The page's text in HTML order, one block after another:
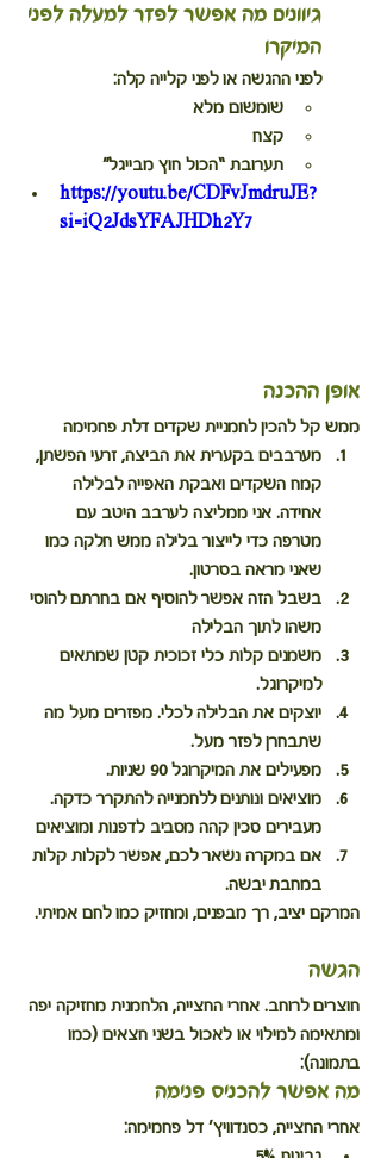
גיוונים מה אפשר לפזר למעלה לפני
המיקרו
לפני ההגשה או לפני קלייה קלה:
שומשום מלא
קצח
תערובת “הכול חוץ מבייגל”
https://youtu.be/CDFvJmdruJE?
si=iQ2JdsYFAJHDh2Y7
אופן ההכנה
ממש קל להכין לחמניית שקדים דלת פחמימה
מערבבים בקערית את הביצה, זרעי הפשתן,
קמח השקדים ואבקת האפייה לבלילה
אחידה. אני ממליצה לערבב היטב עם
מטרפה כדי לייצור בלילה ממש חלקה כמו
שאני מראה בסרטון.
בשבל הזה אפשר להוסיף אם בחרתם להוסי
משהו לתוך הבלילה
משמנים קלות כלי זכוכית קטן שמתאים
למיקרוגל.
יוצקים את הבלילה לכלי. מפזרים מעל מה
שתבחרן לפזר מעל.
מפעילים את המיקרוגל 90 שניות.
מוציאים ונותנים ללחמנייה להתקרר כדקה.
מעבירים סכין קהה מסביב לדפנות ומוציאים
אם במקרה נשאר לכם, אפשר לקלות קלות
במחבת יבשה.
המרקם יציב, רך מבפנים, ומחזיק כמו לחם אמיתי.
הגשה
חוצרים לרוחב. אחרי החצייה, הלחמנית מחזיקה יפה
ומתאימה למילוי או לאכול בשני חצאים (כמו
בתמונה):
מה אפשר להכניס פנימה
אחרי החצייה, כסנדוויץ’ דל פחמימה: